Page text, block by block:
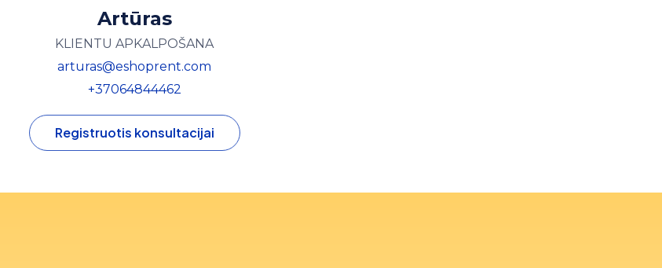
Artūras
KLIENTU APKALPOŠANA
arturas@eshoprent.com
+37064844462
Registruotis konsultacijai